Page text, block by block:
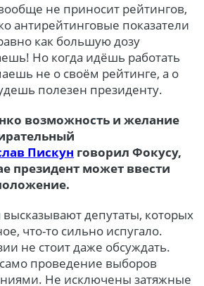
не приносит рейтингов,
антирейтинговые показатели
как большую дозу
Но когда идёшь работать
не о своём рейтинге, а о
полезен президенту.
возможность и желание
Пискун говорил Фокусу,
президент может ввести
высказывают депутаты, которых
что-то сильно испугало.
не стоит даже обсуждать.
проведение выборов
Не исключены затяжные